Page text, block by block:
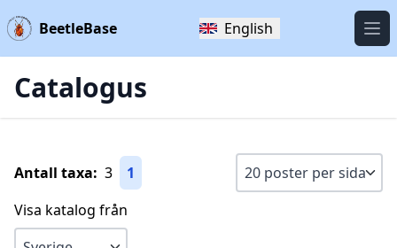
BeetleBase English
Catalogus
Antall taxa: 3
1
Visa katalog från